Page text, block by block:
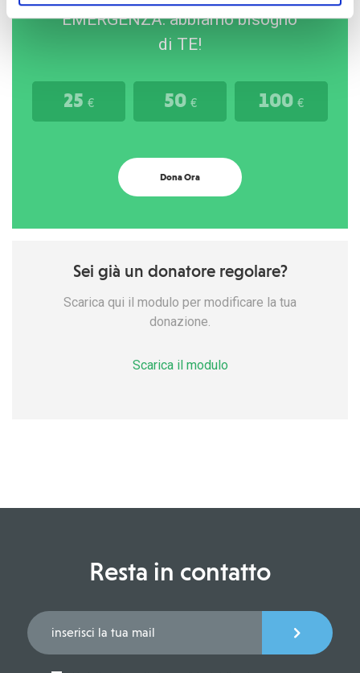
EMERGENZA: abbiamo bisogno
di TE!
25 € 50 € 100 €
Dona Ora
Sei già un donatore regolare?
Scarica qui il modulo per modificare la tua
donazione.
Scarica il modulo
Resta in contatto